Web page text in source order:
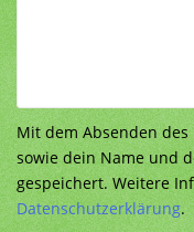
Mit dem Absenden
sowie dein Name und
gespeichert. Weitere
Datenschutzerklärung.